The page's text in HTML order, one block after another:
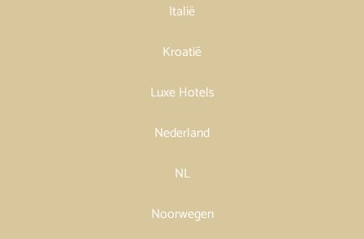
Italië
Kroatië
Luxe Hotels
Nederland
NL
Noorwegen